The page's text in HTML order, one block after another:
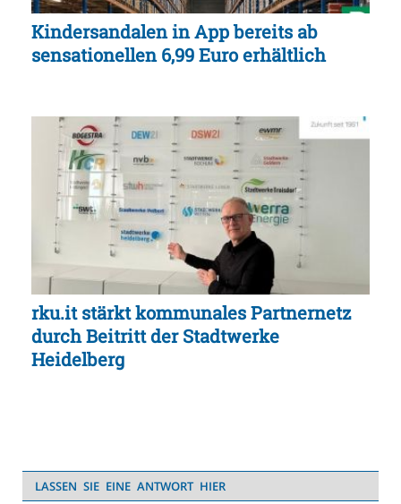
Kindersandalen in App bereits ab
sensationellen 6,99 Euro erhältlich
rku.it stärkt kommunales Partnernetz
durch Beitritt der Stadtwerke
Heidelberg
LASSEN SIE EINE ANTWORT HIER